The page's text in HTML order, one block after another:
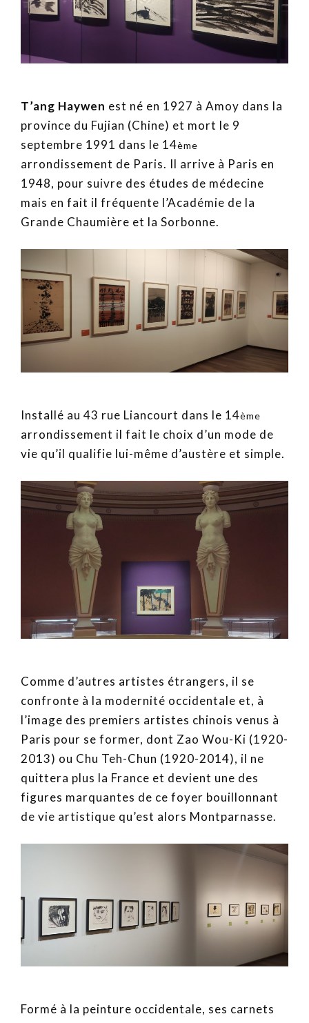
T’ang Haywen est né en 1927 à Amoy dans la
province du Fujian (Chine) et mort le 9
septembre 1991 dans le 14ème
arrondissement de Paris. Il arrive à Paris en
1948, pour suivre des études de médecine
mais en fait il fréquente l’Académie de la
Grande Chaumière et la Sorbonne.
Installé au 43 rue Liancourt dans le 14ème
arrondissement il fait le choix d’un mode de
vie qu’il qualifie lui-même d’austère et simple.
Comme d’autres artistes étrangers, il se
confronte à la modernité occidentale et, à
l’image des premiers artistes chinois venus à
Paris pour se former, dont Zao Wou-Ki (1920-
2013) ou Chu Teh-Chun (1920-2014), il ne
quittera plus la France et devient une des
figures marquantes de ce foyer bouillonnant
de vie artistique qu’est alors Montparnasse.
Formé à la peinture occidentale, ses carnets